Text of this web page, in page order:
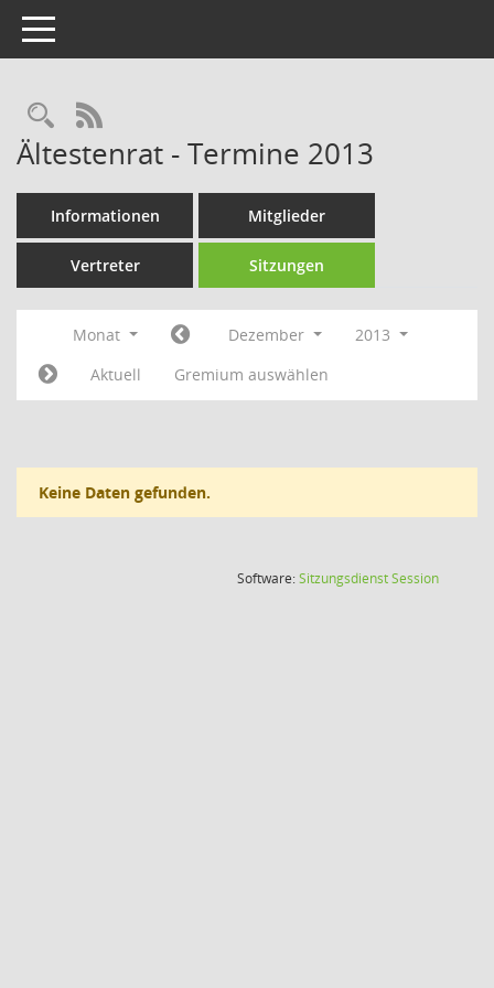
Toggle navigation
Rechercheauswahl
RSS-Feed
Ältestenrat - Termine 2013
Informationen Mitglieder
Vertreter Sitzungen
Monat Dezember
2013
Aktuell
Gremium auswählen
Keine Daten gefunden.
Software:SitzungsdienstSession(Wird in